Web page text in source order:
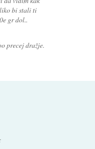
bi stali ti
gr dol..
precej dražje.